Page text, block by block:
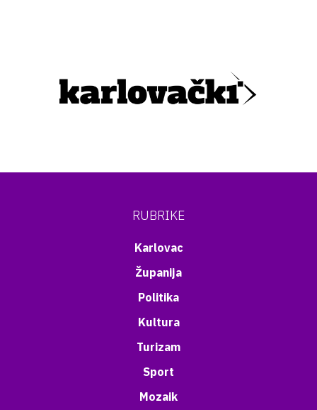
RUBRIKE
Karlovac
Županija
Politika
Kultura
Turizam
Sport
Mozaik